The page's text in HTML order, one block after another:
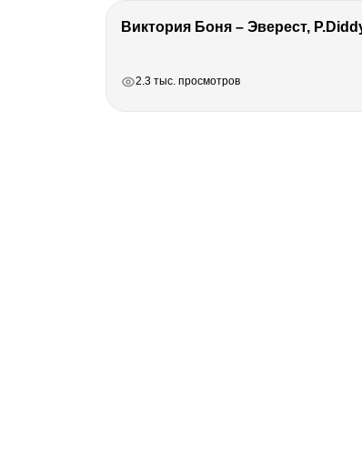
2.3 тыс. просмотров